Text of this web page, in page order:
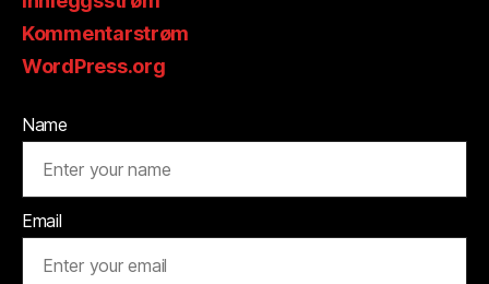
Kommentarstrøm
WordPress.org
Name
Email